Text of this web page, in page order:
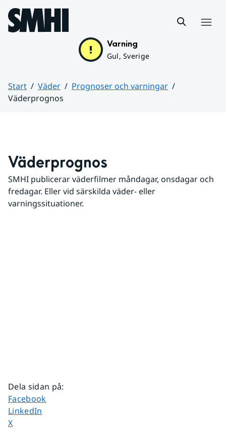
Hoppa till sidans innehåll
Varning
Gul, Sverige
Start Väder
Prognoser och varningar
Väderprognos
Väderprognos
SMHI publicerar väderfilmer måndagar, onsdagar och
fredagar. Eller vid särskilda väder- eller
varningssituationer.
Dela sidan på:
Dela sidan på
Facebook
Dela sidan på
LinkedIn
Dela sidan på
X